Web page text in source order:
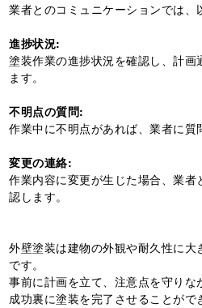
業者とのコミュニケーションでは、
進捗状況:
塗装作業の進捗状況を確認し、計画
ます。
不明点の質問:
作業中に不明点があれば、業者に質
変更の連絡:
作業内容に変更が生じた場合、業
認します。
外壁塗装は建物の外観や耐久性に
です。
事前に計画を立て、注意点を守りな
成功裏に塗装を完了させることがで